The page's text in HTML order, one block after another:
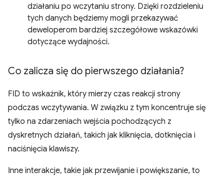
działaniu po wczytaniu strony. Dzięki rozdzieleniu
tych danych będziemy mogli przekazywać
deweloperom bardziej szczegółowe wskazówki
dotyczące wydajności.
Co zalicza się do pierwszego działania?
FID to wskaźnik, który mierzy czas reakcji strony
podczas wczytywania. W związku z tym koncentruje się
tylko na zdarzeniach wejścia pochodzących z
dyskretnych działań, takich jak kliknięcia, dotknięcia i
naciśnięcia klawiszy.
Inne interakcje, takie jak przewijanie i powiększanie, to